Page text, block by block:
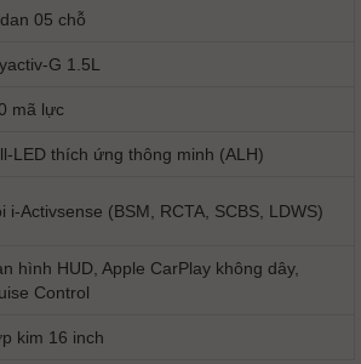
05 chỗ
G 1.5L
mã lực
LED thích ứng thông minh (ALH)
i-Activsense (BSM, RCTA, SCBS, LDWS)
hình HUD, Apple CarPlay không dây,
Control
kim 16 inch